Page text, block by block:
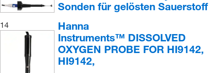
Sonden für gelösten Sauerstoff
14
Hanna
Instruments™ DISSOLVED
OXYGEN PROBE FOR HI9142,
HI9142,